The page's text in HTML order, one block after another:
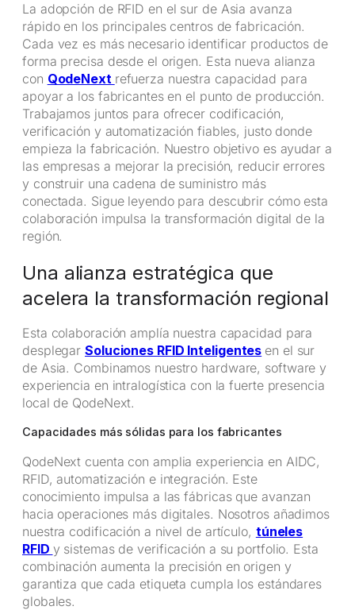
La adopción de RFID en el sur de Asia avanza
rápido en los principales centros de fabricación.
Cada vez es más necesario identificar productos de
forma precisa desde el origen. Esta nueva alianza
con QodeNext refuerza nuestra capacidad para
apoyar a los fabricantes en el punto de producción.
Trabajamos juntos para ofrecer codificación,
verificación y automatización fiables, justo donde
empieza la fabricación. Nuestro objetivo es ayudar a
las empresas a mejorar la precisión, reducir errores
y construir una cadena de suministro más
conectada. Sigue leyendo para descubrir cómo esta
colaboración impulsa la transformación digital de la
región.
Una alianza estratégica que
acelera la transformación regional
Esta colaboración amplía nuestra capacidad para
desplegarSoluciones RFID Inteligentes en el sur
de Asia. Combinamos nuestro hardware, software y
experiencia en intralogística con la fuerte presencia
local de QodeNext.
Capacidades más sólidas para los fabricantes
QodeNext cuenta con amplia experiencia en AIDC,
RFID, automatización e integración. Este
conocimiento impulsa a las fábricas que avanzan
hacia operaciones más digitales. Nosotros añadimos
nuestra codificación a nivel de artículo, túneles
RFID y sistemas de verificación a su portfolio. Esta
combinación aumenta la precisión en origen y
garantiza que cada etiqueta cumpla los estándares
globales.